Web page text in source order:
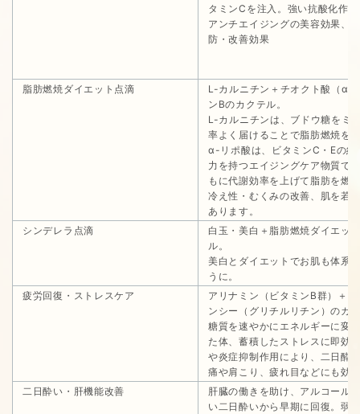
タミンCを注入。強い抗酸化作
アンチエイジングの美容効果、
防・改善効果
脂肪燃焼ダイエット点滴
L-カルニチン＋チオクト酸（α
ンBのカクテル。
L-カルニチンは、ブドウ糖をミ
率よく届けることで脂肪燃焼を
α-リポ酸は、ビタミンC・Eの
力を持つエイジングケア物質で
もに代謝効率を上げて脂肪を燃
冷え性・むくみの改善、肌を若
あります。
シンデレラ点滴
白玉・美白＋脂肪燃焼ダイエッ
ル。
美白とダイエットでお肌も体系
うに。
疲労回復・ストレスケア
アリナミン（ビタミンB群）＋
ンシー（グリチルリチン）のカ
糖質を速やかにエネルギーに変
た体、蓄積したストレスに即効
や炎症抑制作用により、二日酔
痛や肩こり、疲れ目などにも効
二日酔い・肝機能改善
肝臓の働きを助け、アルコール
い二日酔いから早期に回復。弱